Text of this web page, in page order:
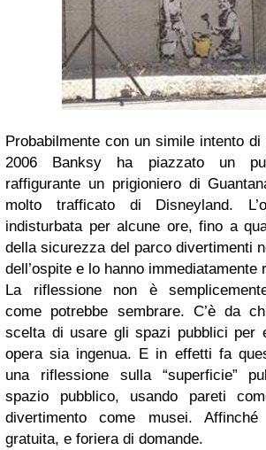
Probabilmente con un simile intento
2006 Banksy ha piazzato un
raffigurante un prigioniero di
molto trafficato di Disneyland.
indisturbata per alcune ore, fino a
della sicurezza del parco divertimenti
dell’ospite e lo hanno immediatamente
La riflessione non è
come potrebbe sembrare. C’è da
scelta di usare gli spazi pubblici per
opera sia ingenua. E in effetti fa
una riflessione sulla “superficie”
spazio pubblico, usando pareti
divertimento come musei.
gratuita, e foriera di domande.